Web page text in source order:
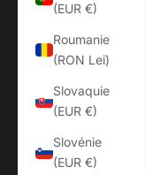
(EUR €)
Roumanie
(RON Lei)
Slovaquie
(EUR €)
Slovénie
(EUR €)